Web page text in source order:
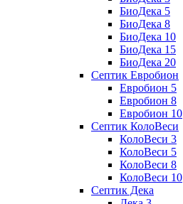
БиоДека 5
БиоДека 8
БиоДека 10
БиоДека 15
БиоДека 20
Септик Евробион
Евробион 5
Евробион 8
Евробион 10
Септик КолоВеси
КолоВеси 3
КолоВеси 5
КолоВеси 8
КолоВеси 10
Септик Дека